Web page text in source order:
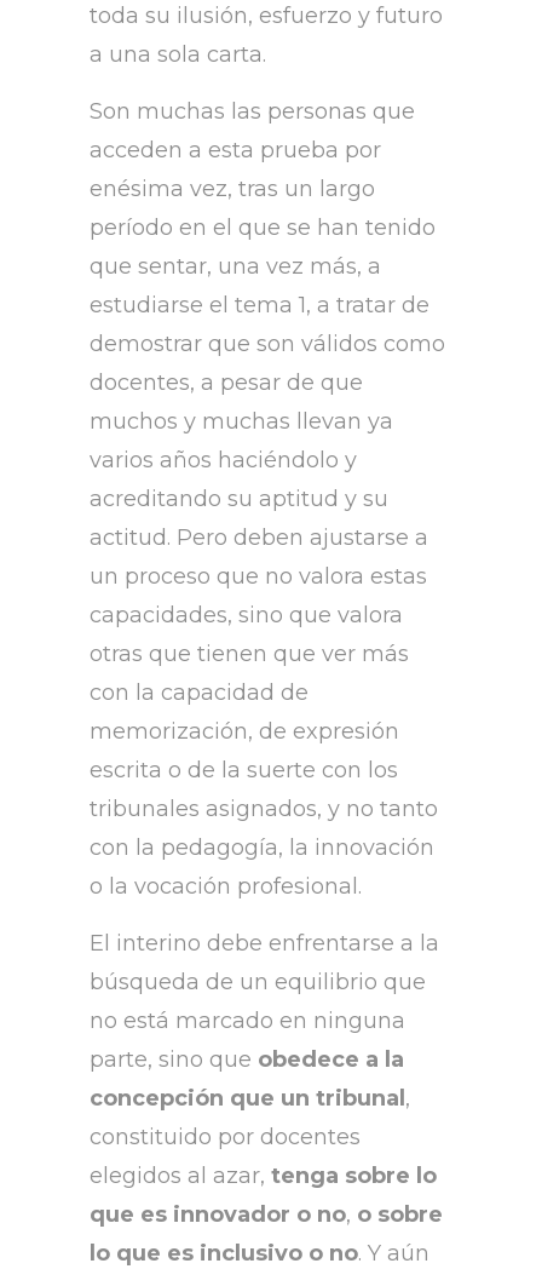
toda su ilusión, esfuerzo y futuro
a una sola carta.
Son muchas las personas que
acceden a esta prueba por
enésima vez, tras un largo
período en el que se han tenido
que sentar, una vez más, a
estudiarse el tema 1, a tratar de
demostrar que son válidos como
docentes, a pesar de que
muchos y muchas llevan ya
varios años haciéndolo y
acreditando su aptitud y su
actitud. Pero deben ajustarse a
un proceso que no valora estas
capacidades, sino que valora
otras que tienen que ver más
con la capacidad de
memorización, de expresión
escrita o de la suerte con los
tribunales asignados, y no tanto
con la pedagogía, la innovación
o la vocación profesional.
El interino debe enfrentarse a la
búsqueda de un equilibrio que
no está marcado en ninguna
parte, sino que obedece a la
concepción que un tribunal,
constituido por docentes
elegidos al azar, tenga sobre lo
que es innovador o no, o sobre
lo que es inclusivo o no. Y aún